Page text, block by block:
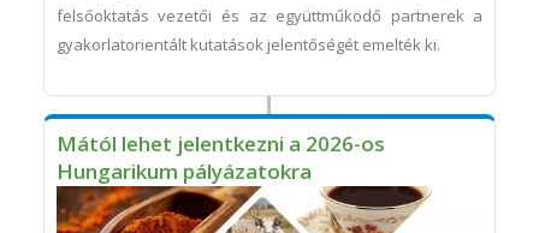
felsőoktatás vezetői és az együttműködő partnerek a
gyakorlatorientált kutatások jelentőségét emelték ki.
Mától lehet jelentkezni a 2026-os
Hungarikum pályázatokra